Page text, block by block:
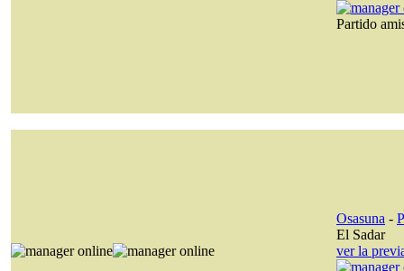
Partido
Osasuna -
El Sadar
ver la